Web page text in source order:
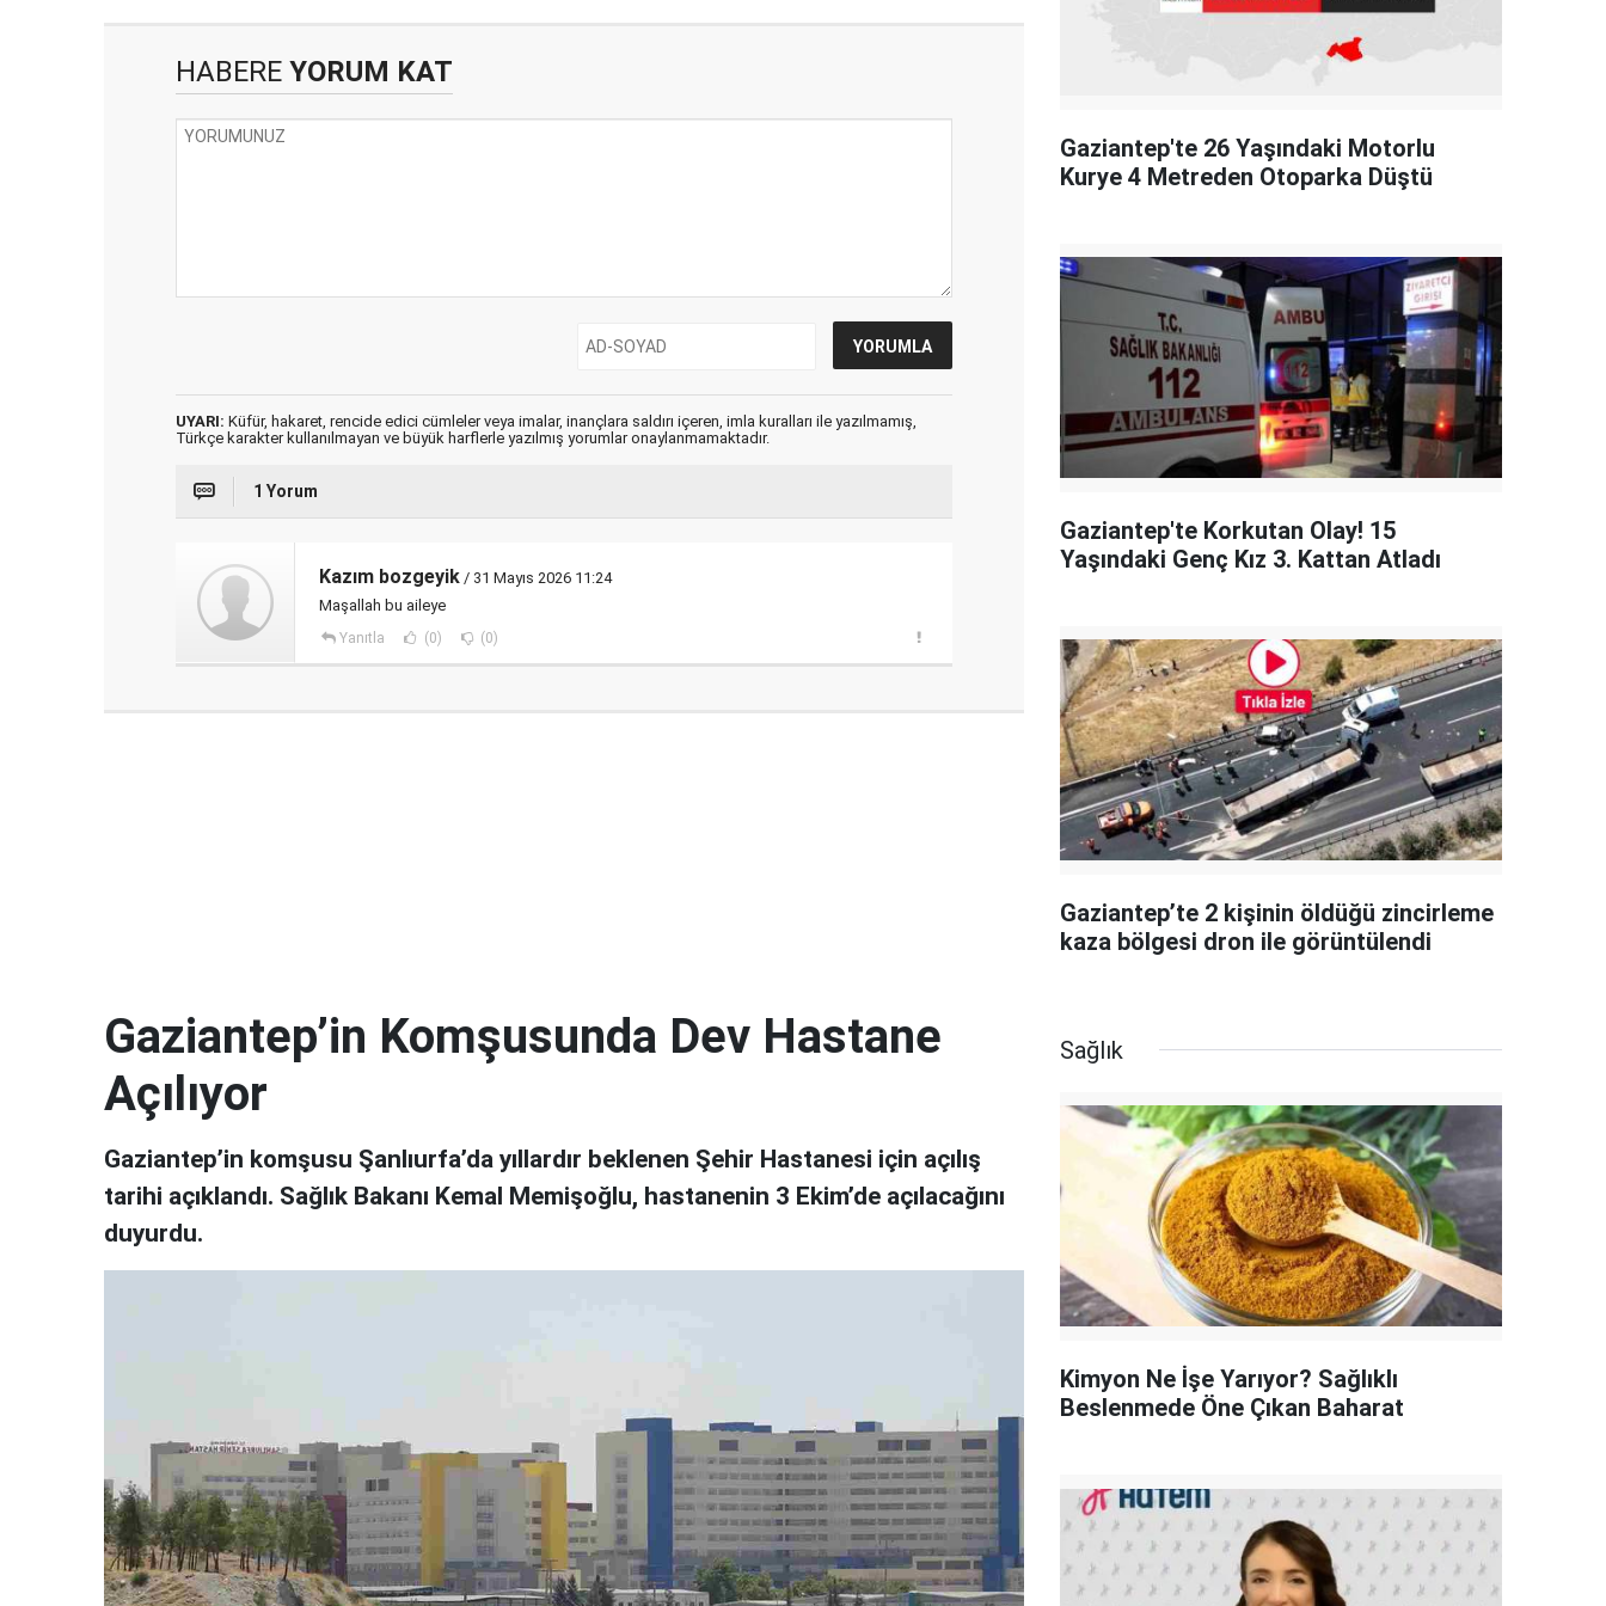
HABERE YORUM KAT
UYARI: Küfür, hakaret, rencide edici cümleler veya imalar, inançlara saldırı içeren, imla kuralları ile yazılmamış,
Türkçe karakter kullanılmayan ve büyük harflerle yazılmış yorumlar onaylanmamaktadır.
1 Yorum
Kazım bozgeyik / 31 Mayıs 2026 11:24
Maşallah bu aileye
Yanıtla (0) (0)
Gaziantep'te 26 Yaşındaki Motorlu
Kurye 4 Metreden Otoparka Düştü
Gaziantep'te Korkutan Olay! 15
Yaşındaki Genç Kız 3. Kattan Atladı
Gaziantep’te 2 kişinin öldüğü zincirleme
kaza bölgesi dron ile görüntülendi
Gaziantep’in Komşusunda Dev Hastane
Açılıyor
Gaziantep’in komşusu Şanlıurfa’da yıllardır beklenen Şehir Hastanesi için açılış
tarihi açıklandı. Sağlık Bakanı Kemal Memişoğlu, hastanenin 3 Ekim’de açılacağını
duyurdu.
Sağlık
Kimyon Ne İşe Yarıyor? Sağlıklı
Beslenmede Öne Çıkan Baharat